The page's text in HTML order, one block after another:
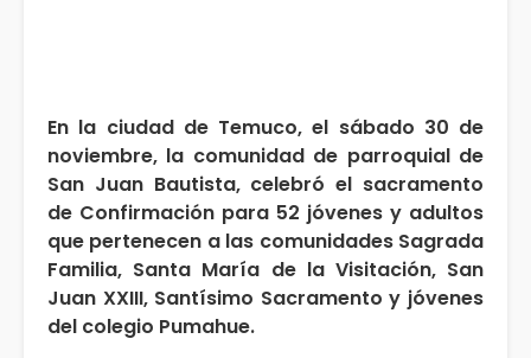
En la ciudad de Temuco, el sábado 30 de
noviembre, la comunidad de parroquial de
San Juan Bautista, celebró el sacramento
de Confirmación para 52 jóvenes y adultos
que pertenecen a las comunidades Sagrada
Familia, Santa María de la Visitación, San
Juan XXIII, Santísimo Sacramento y jóvenes
del colegio Pumahue.